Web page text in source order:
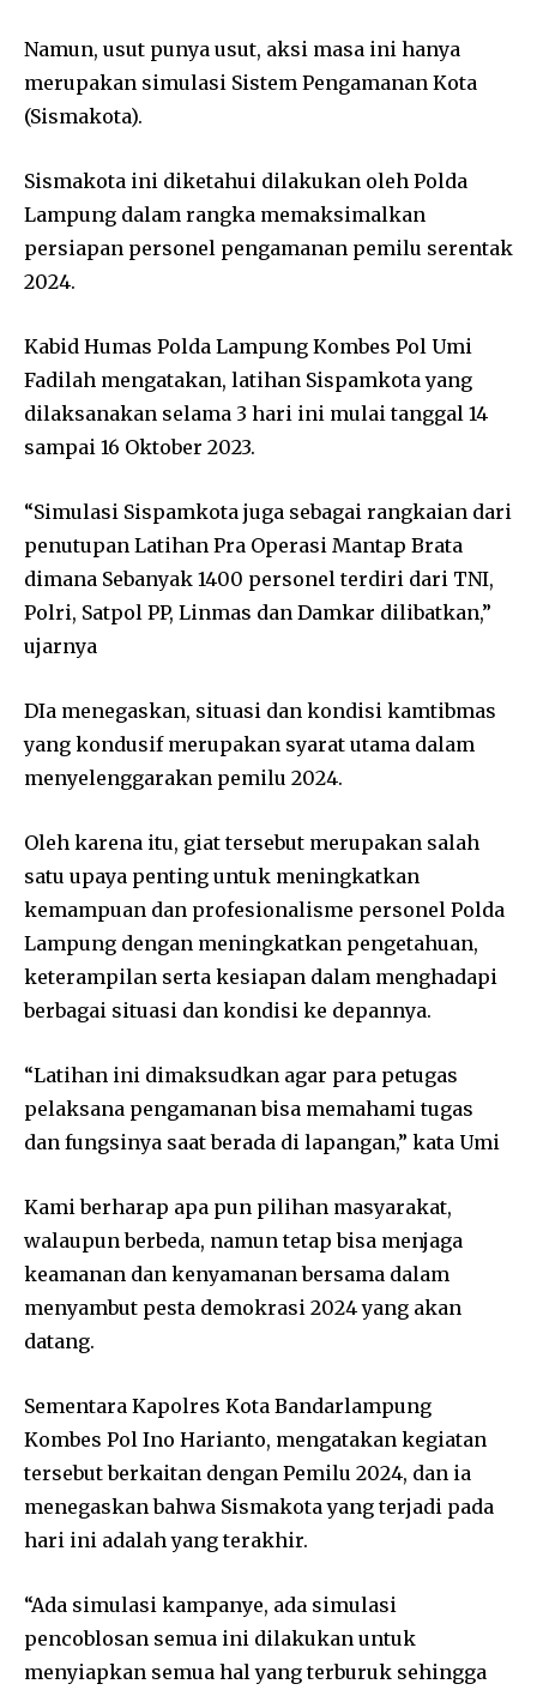
Namun, usut punya usut, aksi masa ini hanya
merupakan simulasi Sistem Pengamanan Kota
(Sismakota).
Sismakota ini diketahui dilakukan oleh Polda
Lampung dalam rangka memaksimalkan
persiapan personel pengamanan pemilu serentak
2024.
Kabid Humas Polda Lampung Kombes Pol Umi
Fadilah mengatakan, latihan Sispamkota yang
dilaksanakan selama 3 hari ini mulai tanggal 14
sampai 16 Oktober 2023.
“Simulasi Sispamkota juga sebagai rangkaian dari
penutupan Latihan Pra Operasi Mantap Brata
dimana Sebanyak 1400 personel terdiri dari TNI,
Polri, Satpol PP, Linmas dan Damkar dilibatkan,”
ujarnya
DIa menegaskan, situasi dan kondisi kamtibmas
yang kondusif merupakan syarat utama dalam
menyelenggarakan pemilu 2024.
Oleh karena itu, giat tersebut merupakan salah
satu upaya penting untuk meningkatkan
kemampuan dan profesionalisme personel Polda
Lampung dengan meningkatkan pengetahuan,
keterampilan serta kesiapan dalam menghadapi
berbagai situasi dan kondisi ke depannya.
“Latihan ini dimaksudkan agar para petugas
pelaksana pengamanan bisa memahami tugas
dan fungsinya saat berada di lapangan,” kata Umi
Kami berharap apa pun pilihan masyarakat,
walaupun berbeda, namun tetap bisa menjaga
keamanan dan kenyamanan bersama dalam
menyambut pesta demokrasi 2024 yang akan
datang.
Sementara Kapolres Kota Bandarlampung
Kombes Pol Ino Harianto, mengatakan kegiatan
tersebut berkaitan dengan Pemilu 2024, dan ia
menegaskan bahwa Sismakota yang terjadi pada
hari ini adalah yang terakhir.
“Ada simulasi kampanye, ada simulasi
pencoblosan semua ini dilakukan untuk
menyiapkan semua hal yang terburuk sehingga